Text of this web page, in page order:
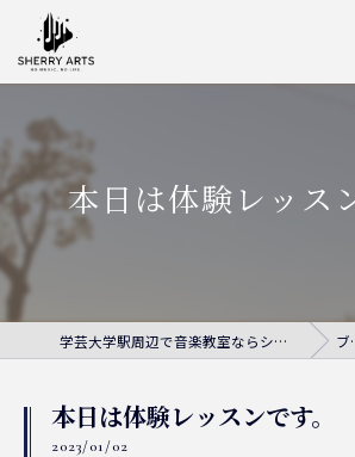
本日は体験レッス
学芸大学駅周辺で音楽教室ならシェリー・アーツ音楽教室 ブログ
本日は体験レッスンです。
2023/01/02